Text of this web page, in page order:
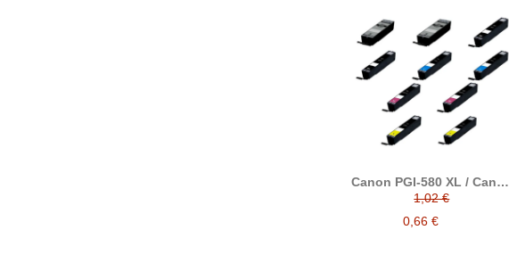
Canon PGI-580 XL / Canon
CLI-581 XXL cartuchos de
tinta compatibles
1,02 €
0,66 €